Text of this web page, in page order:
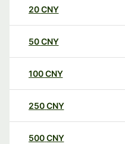
20CNY
50CNY
100CNY
250CNY
500CNY